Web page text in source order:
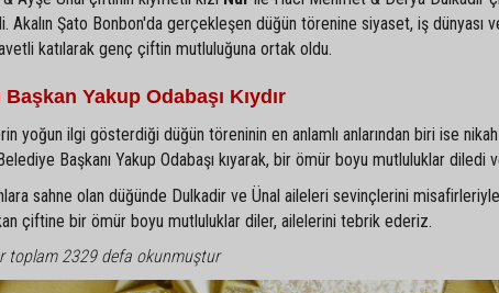
Akalın Şato Bonbon'da gerçekleşen düğün törenine siyaset, iş dünyası
katılarak genç çiftin mutluluğuna ortak oldu.
Başkan Yakup Odabaşı Kıydır
yoğun ilgi gösterdiği düğün töreninin en anlamlı anlarından biri ise
Başkanı Yakup Odabaşı kıyarak, bir ömür boyu mutluluklar diledi
sahne olan düğünde Dulkadir ve Ünal aileleri sevinçlerini
çiftine bir ömür boyu mutluluklar diler, ailelerini tebrik ederiz.
toplam 2329 defa okunmuştur